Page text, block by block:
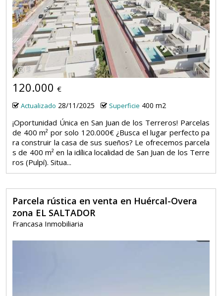
9
120.000 €
Actualizado 28/11/2025 Superficie 400 m2
¡Oportunidad Única en San Juan de los Terreros! Parcelas
de 400 m² por solo 120.000€ ¿Busca el lugar perfecto pa
ra construir la casa de sus sueños? Le ofrecemos parcela
s de 400 m² en la idílica localidad de San Juan de los Terre
ros (Pulpí). Situa...
Parcela rústica en venta en Huércal-Overa
zona EL SALTADOR
Francasa Inmobiliaria